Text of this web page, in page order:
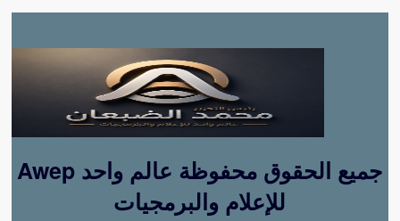
Awep جميع الحقوق محفوظة عالم واحد
للإعلام والبرمجيات